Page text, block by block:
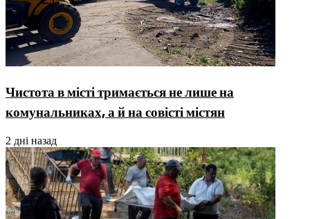
Чистота в місті тримається не лише на
комунальниках, а й на совісті містян
2 дні назад